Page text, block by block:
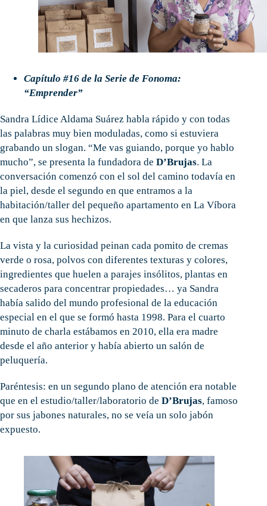
Capítulo #16 de la Serie de Fonoma:
“Emprender”
Sandra Lídice Aldama Suárez habla rápido y con todas
las palabras muy bien moduladas, como si estuviera
grabando un slogan. “Me vas guiando, porque yo hablo
mucho”, se presenta la fundadora de D’Brujas. La
conversación comenzó con el sol del camino todavía en
la piel, desde el segundo en que entramos a la
habitación/taller del pequeño apartamento en La Víbora
en que lanza sus hechizos.
La vista y la curiosidad peinan cada pomito de cremas
verde o rosa, polvos con diferentes texturas y colores,
ingredientes que huelen a parajes insólitos, plantas en
secaderos para concentrar propiedades… ya Sandra
había salido del mundo profesional de la educación
especial en el que se formó hasta 1998. Para el cuarto
minuto de charla estábamos en 2010, ella era madre
desde el año anterior y había abierto un salón de
peluquería.
Paréntesis: en un segundo plano de atención era notable
que en el estudio/taller/laboratorio de D’Brujas, famoso
por sus jabones naturales, no se veía un solo jabón
expuesto.